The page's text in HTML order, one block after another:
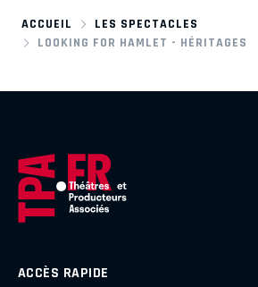
ACCUEIL
LES SPECTACLES
LOOKING FOR HAMLET - HÉRITAGES
ACCÈS RAPIDE